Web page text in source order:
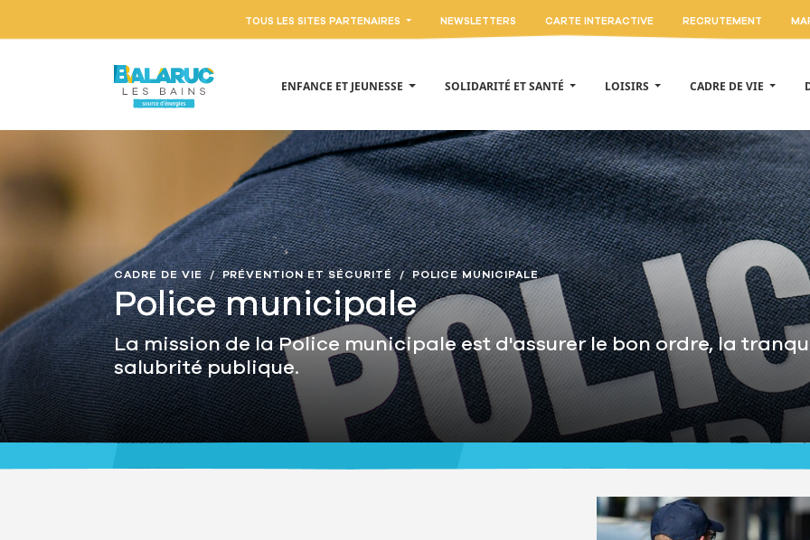
TOUS LES SITES PARTENAIRES NEWSLETTERS CARTE INTERACTIVE RECRUTEMENT
ENFANCE ET JEUNESSE SOLIDARITÉ ET SANTÉ LOISIRS CADRE DE VIE
CADRE DE VIE PRÉVENTION ET SÉCURITÉ POLICE MUNICIPALE
Police municipale
La mission de la Police municipale est d'assurer le bon ordre, la
salubrité publique.